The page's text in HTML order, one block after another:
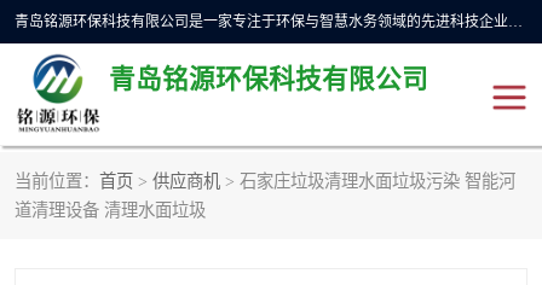
青岛铭源环保科技有限公司是一家专注于环保与智慧水务领域的先进科技企业，公司专注于云智能一体化预制泵站、水务循环利用、海绵城市、云智慧水务开发及新型环保技术研发等领域。铭源环保以为客户提供优质产品、专业技术服务为己任。为客户提供量身定制方案，提供多种配置方案满足实际使用要求。严控供货周期，并提供高标准后期维护。以环保为己任，视质量如生命，以技术做先导，靠诚信赢客户。
青岛铭源环保科技有限公司
当前位置： 首页 > 供应商机 > 石家庄垃圾清理水面垃圾污染 智能河
道清理设备 清理水面垃圾
一体化HMPP泵站